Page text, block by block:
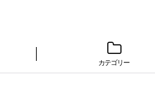
カテゴリー